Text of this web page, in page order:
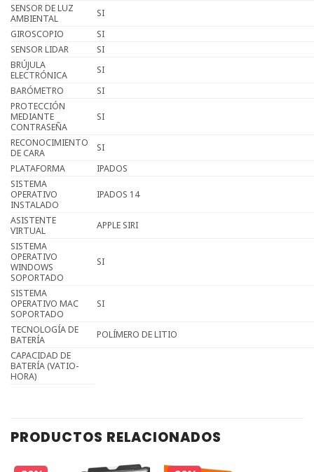
SENSOR DE LUZ
AMBIENTAL
SI
GIROSCOPIO
SI
SENSOR LIDAR
SI
BRÚJULA
ELECTRÓNICA
SI
BARÓMETRO
SI
PROTECCIÓN
MEDIANTE
CONTRASEÑA
SI
RECONOCIMIENTO
DE CARA
SI
PLATAFORMA
IPADOS
SISTEMA
OPERATIVO
INSTALADO
IPADOS 14
ASISTENTE
VIRTUAL
APPLE SIRI
SISTEMA
OPERATIVO
WINDOWS
SOPORTADO
SI
SISTEMA
OPERATIVO MAC
SOPORTADO
SI
TECNOLOGÍA DE
BATERÍA
POLÍMERO DE LITIO
CAPACIDAD DE
BATERÍA (VATIO-
HORA)
PRODUCTOS RELACIONADOS